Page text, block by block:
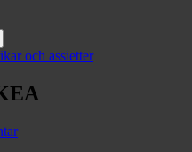
och assietter